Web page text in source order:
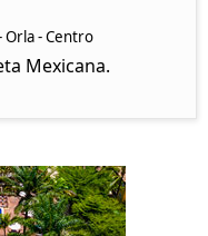
Orla - Centro
Mexicana.